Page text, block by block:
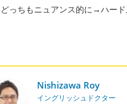
どっちもニュアンス的に→ハー
Nishizawa Roy
イングリッシュドクター